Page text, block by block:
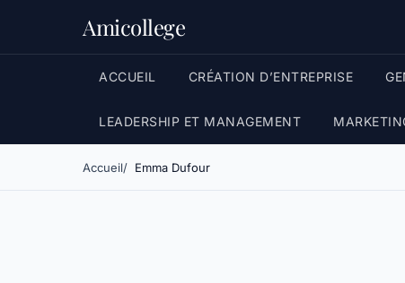
Amicollege
ACCUEIL CRÉATION D’ENTREPRISE
LEADERSHIP ET MANAGEMENT
Accueil Emma Dufour